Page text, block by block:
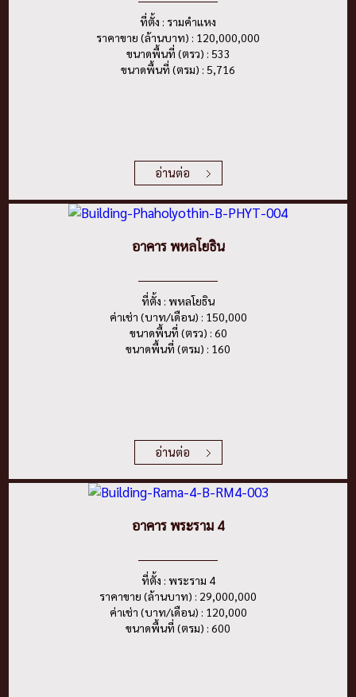
ที่ตั้ง : รามคำแหง
ราคาขาย (ล้านบาท) : 120,000,000
ขนาดพื้นที่ (ตรว) : 533
ขนาดพื้นที่ (ตรม) : 5,716
อ่านต่อ
อาคาร พหลโยธิน
ที่ตั้ง : พหลโยธิน
ค่าเช่า (บาท/เดือน) : 150,000
ขนาดพื้นที่ (ตรว) : 60
ขนาดพื้นที่ (ตรม) : 160
อ่านต่อ
อาคาร พระราม 4
ที่ตั้ง : พระราม 4
ราคาขาย (ล้านบาท) : 29,000,000
ค่าเช่า (บาท/เดือน) : 120,000
ขนาดพื้นที่ (ตรม) : 600